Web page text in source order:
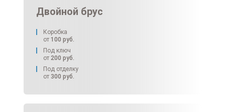
Двойной брус
Коробка
от 100 руб.
Под ключ
от 200 руб.
Под отделку
от 300 руб.